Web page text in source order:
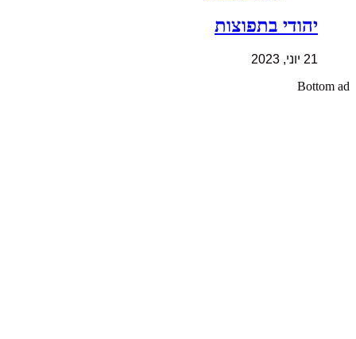
יהודי בתפוצות
21 יוני, 2023
Bottom ad